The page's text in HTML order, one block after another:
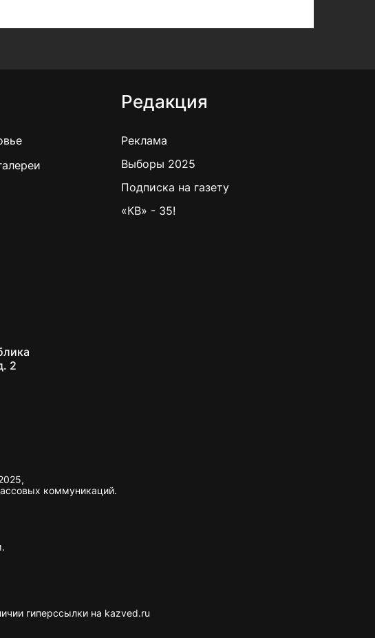
Редакция
Реклама
Выборы 2025
Подписка на газету
«КВ» - 35!
2
коммуникаций.
гиперссылки на kazved.ru